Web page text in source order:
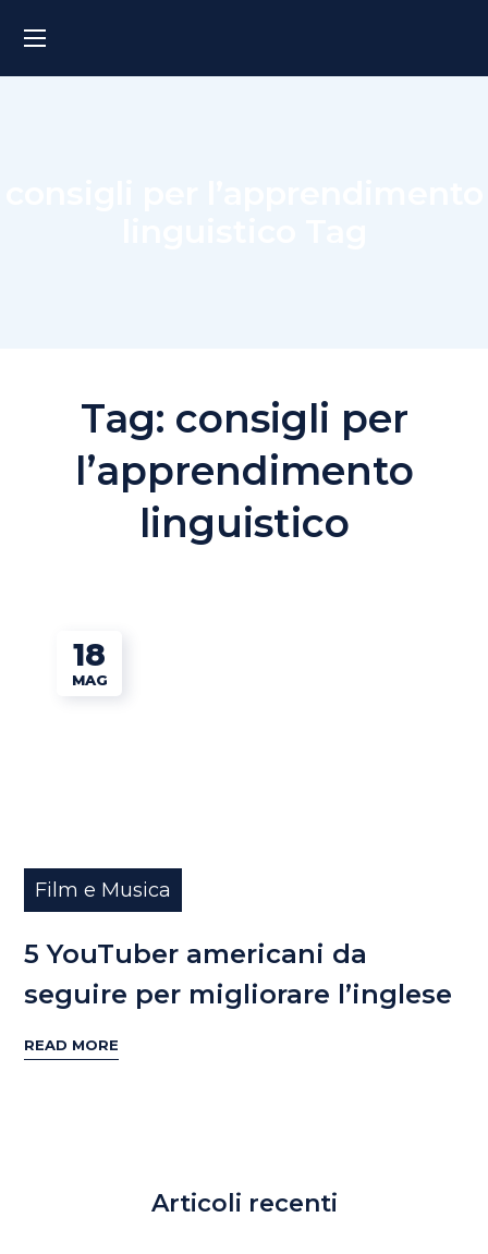
Tag: consigli per
l’apprendimento
linguistico
18
MAG
Film e Musica
5 YouTuber americani da
seguire per migliorare l’inglese
READ MORE
Articoli recenti